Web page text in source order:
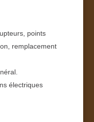
points
remplacement
électriques